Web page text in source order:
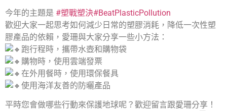
今年的主題是 #塑戰塑決#BeatPlasticPollution
歡迎大家一起思考如何減少日常的塑膠消耗，降低一次性塑
膠產品的依賴，愛珊與大家分享一些小方法：
跑行程時，攜帶水壺和購物袋
購物時，使用雲端發票
在外用餐時，使用環保餐具
使用海洋友善的防曬產品
平時您會做哪些行動來保護地球呢？歡迎留言跟愛珊分享！